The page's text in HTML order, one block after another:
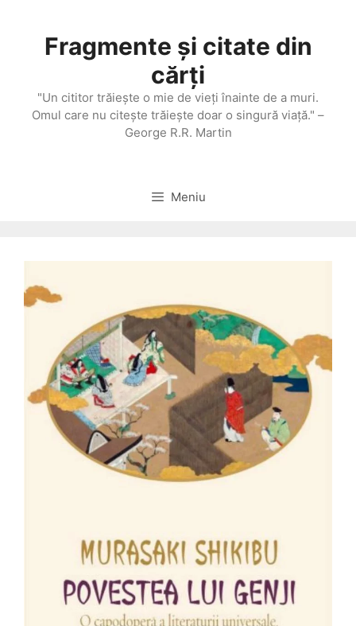
conținutFragmente și citate din
cărți
"Un cititor trăieşte o mie de vieţi înainte de a muri.
Omul care nu citeşte trăieşte doar o singură viaţă." –
George R.R. Martin
Meniu